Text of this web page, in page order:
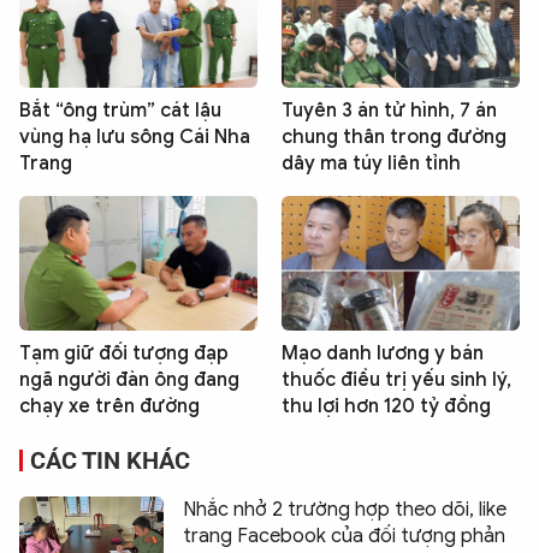
Bắt “ông trùm” cát lậu
vùng hạ lưu sông Cái Nha
Trang
Tuyên 3 án tử hình, 7 án
chung thân trong đường
dây ma túy liên tỉnh
Tạm giữ đối tượng đạp
ngã người đàn ông đang
chạy xe trên đường
Mạo danh lương y bán
thuốc điều trị yếu sinh lý,
thu lợi hơn 120 tỷ đồng
CÁC TIN KHÁC
Nhắc nhở 2 trường hợp theo dõi, like
trang Facebook của đối tượng phản